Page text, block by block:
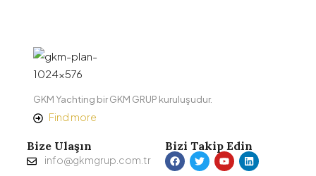
GKM Yachting bir GKM GRUP kuruluşudur.
Find more
Bize Ulaşın
info@gkmgrup.com.tr
Bizi Takip Edin